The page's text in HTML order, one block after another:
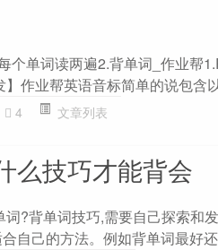
个单词读两遍2.背单词_作业帮
作业帮英语音标简单的说包含
4 文章列表
么技巧才能背会
?背单词技巧,需要自己探索和
自己的方法。例如背单词最好